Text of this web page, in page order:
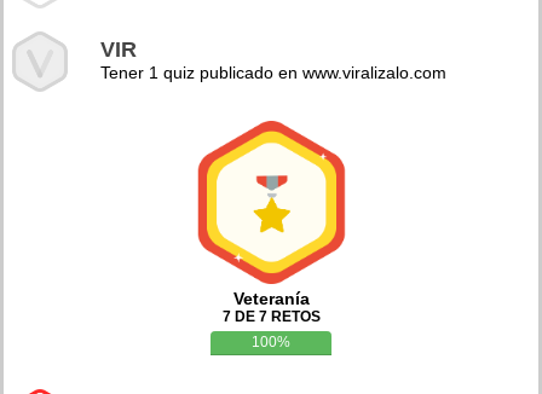
VIR
Tener 1 quiz publicado en www.viralizalo.com
Veteranía
7 DE 7 RETOS
100%